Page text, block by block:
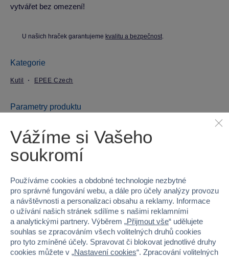
vytvářet bez omezení!
U našich hraček garantujeme kvalitu a bezpečnost.
Kategorie
Kutil EPEE Czech
Parametry produktu
EAN 8595582211675
Kód produktu
Značka EPEE Czech
Licence Real Construction
Věk od 6
Pohlaví KLUK
Vážíme si Vašeho
soukromí
Používáme cookies a obdobné technologie nezbytné
pro správné fungování webu, a dále pro účely analýzy provozu
a návštěvnosti a personalizaci obsahu a reklamy. Informace
o užívání našich stránek sdílíme s našimi reklamními
a analytickými partnery. Výběrem „Přijmout vše“ udělujete
souhlas se zpracováním všech volitelných druhů cookies
pro tyto zmíněné účely. Spravovat či blokovat jednotlivé druhy
cookies můžete v „Nastavení cookies“. Zpracování volitelných